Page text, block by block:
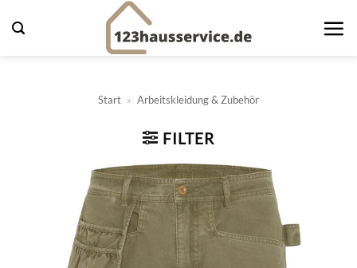
Inhalt
Start » Arbeitskleidung & Zubehör
FILTER